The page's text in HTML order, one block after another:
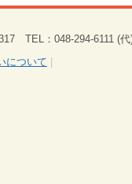
TEL：048-294-6111 (
について